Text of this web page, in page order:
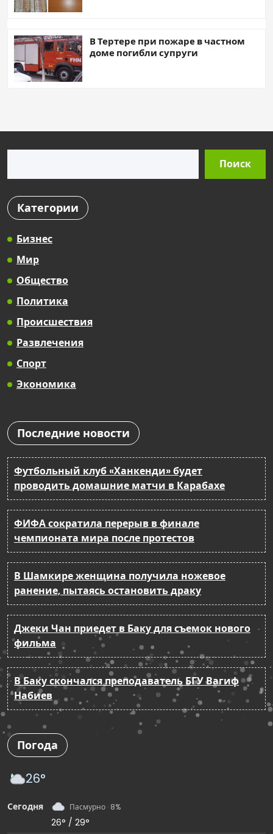
В Тертере при пожаре в частном
доме погибли супруги
Поиск
Категории
Бизнес
Мир
Общество
Политика
Происшествия
Развлечения
Спорт
Экономика
Последние новости
Футбольный клуб «Ханкенди» будет
проводить домашние матчи в Карабахе
ФИФА сократила перерыв в финале
чемпионата мира после протестов
В Шамкире женщина получила ножевое
ранение, пытаясь остановить драку
Джеки Чан приедет в Баку для съемок нового
фильма
В Баку скончался преподаватель БГУ Вагиф
Набиев
Погода
26°
Сегодня Пасмурно · 8%
26° / 29°